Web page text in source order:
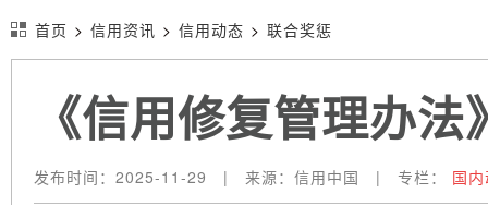
首页 > 信用资讯 > 信用动态 > 联合奖惩
《信用修复管理办
发布时间： 2025-11-29 | 来源： 信用中国 | 专栏： 国